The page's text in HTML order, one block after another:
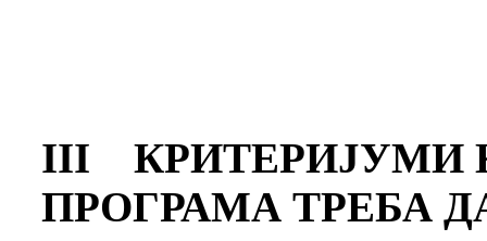
III КРИТЕРИЈУМИ
ПРОГРАМА ТРЕБА